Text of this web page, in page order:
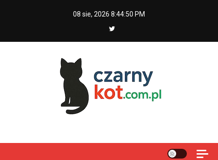
08 sie, 2026 8:44:51 PM